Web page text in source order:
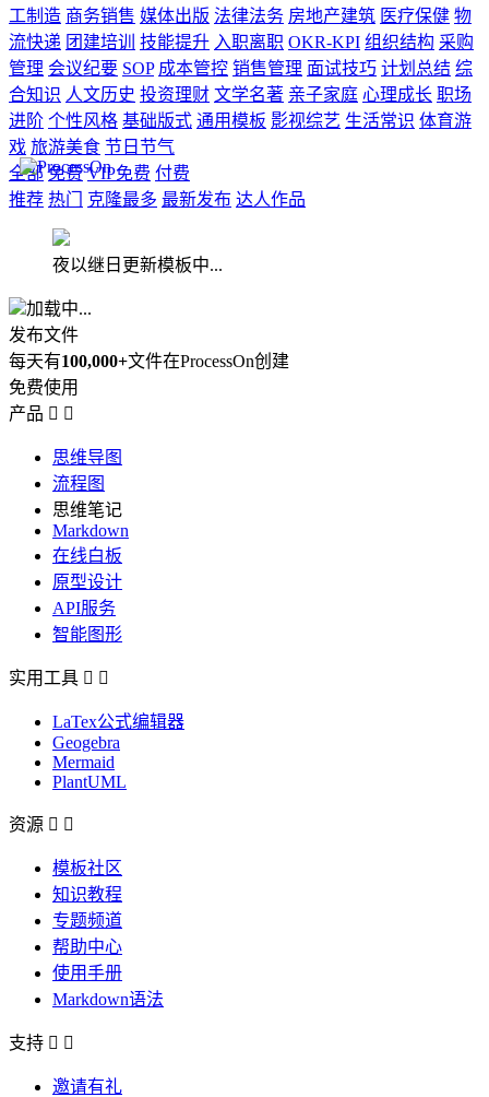
工制造 商务销售 媒体出版 法律法务 房地产建筑 医疗保健 物
流快递 团建培训 技能提升 入职离职 OKR-KPI 组织结构 采购
管理 会议纪要 SOP 成本管控 销售管理 面试技巧 计划总结 综
合知识 人文历史 投资理财 文学名著 亲子家庭 心理成长 职场
进阶 个性风格 基础版式 通用模板 影视综艺 生活常识 体育游
戏 旅游美食 节日节气
全部 免费 VIP免费 付费
推荐 热门 克隆最多 最新发布 达人作品
夜以继日更新模板中...
加载中...
发布文件
每天有100,000+文件在ProcessOn创建
免费使用
产品  
思维导图
流程图
思维笔记
Markdown
在线白板
原型设计
API服务
智能图形
实用工具  
LaTex公式编辑器
Geogebra
Mermaid
PlantUML
资源  
模板社区
知识教程
专题频道
帮助中心
使用手册
Markdown语法
支持  
邀请有礼